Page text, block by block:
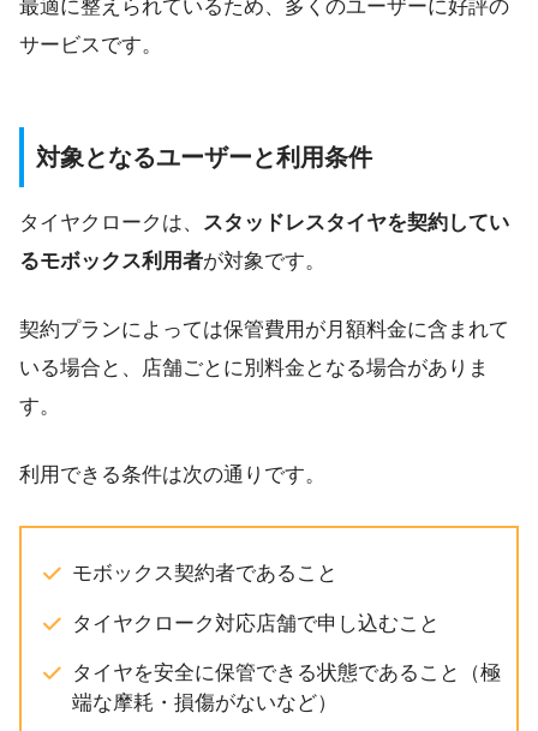
最適に整えられているため、多くのユーザーに好評の
サービスです。
対象となるユーザーと利用条件
タイヤクロークは、 スタッドレスタイヤを契約してい
るモボックス利用者が対象です。
契約プランによっては保管費用が月額料金に含まれて
いる場合と、店舗ごとに別料金となる場合がありま
す。
利用できる条件は次の通りです。
モボックス契約者であること
タイヤクローク対応店舗で申し込むこと
タイヤを安全に保管できる状態であること（極
端な摩耗・損傷がないなど）